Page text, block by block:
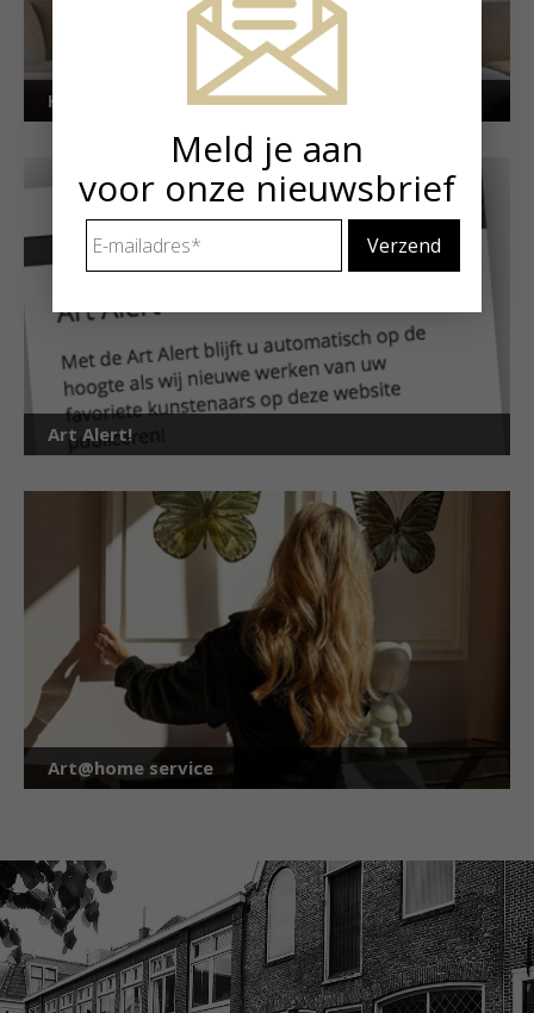
Kunstuitleen voor particulieren
Art Alert!
Art@home service
Meld je aan
voor onze nieuwsbrief
mailadres *